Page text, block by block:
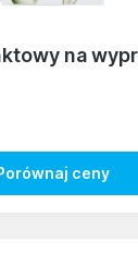
na
ceny